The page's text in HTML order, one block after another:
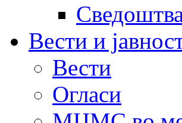
Вести и
Вести
Огласи